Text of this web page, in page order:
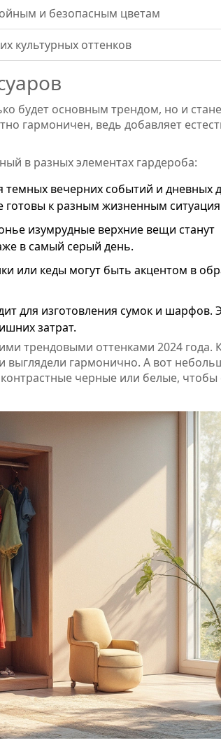
и безопасным цветам
культурных оттенков
будет основным трендом, но и
гармоничен, ведь добавляет
в разных элементах гардероба:
темных вечерних событий и дневных
к разным жизненным
изумрудные верхние вещи станут
в самый серый день.
или кеды могут быть акцентом в
для изготовления сумок и шарфов.
затрат.
трендовыми оттенками 2024 года.
выглядели гармонично. А вот
черные или белые, чтобы